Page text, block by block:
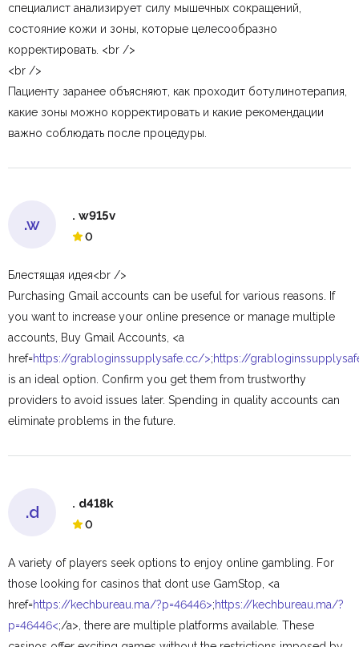
специалист анализирует силу мышечных сокращений,
состояние кожи и зоны, которые целесообразно
корректировать. <br />
<br />
Пациенту заранее объясняют, как проходит ботулинотерапия,
какие зоны можно корректировать и какие рекомендации
важно соблюдать после процедуры.
.w . w915v
0
Блестящая идея<br />
Purchasing Gmail accounts can be useful for various reasons. If
you want to increase your online presence or manage multiple
accounts, Buy Gmail Accounts, <a
href=https://grabloginssupplysafe.cc/>;https://
is an ideal option. Confirm you get them from trustworthy
providers to avoid issues later. Spending in quality accounts can
eliminate problems in the future.
.d . d418k
0
A variety of players seek options to enjoy online gambling. For
those looking for casinos that dont use GamStop, <a
href=https://kechbureau.ma/?p=46446>;https://kechbureau.ma/?
p=46446<;/a>, there are multiple platforms available. These